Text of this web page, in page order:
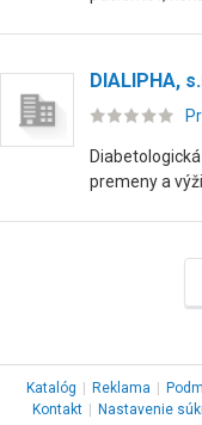
DIALIPHA,
premeny a
Katalóg Reklama
Kontakt
Nastavenie